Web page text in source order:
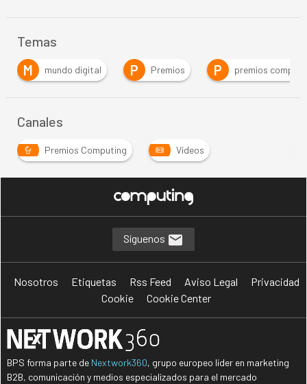
Temas
M
mundo digital P Premios P premios
Canales
Premios Computing Vídeos
Síguenos
Nosotros Etiquetas Rss Feed Aviso Legal
Privacidad
Cookie
Cookie Center
BPS forma parte de Nextwork360, grupo europeo líder en marketing
B2B, comunicación y medios especializados para el mercado